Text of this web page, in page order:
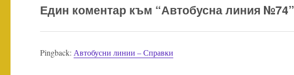
Един коментар към “Автобусна линия №74”
Pingback: Автобусни линии – Справки